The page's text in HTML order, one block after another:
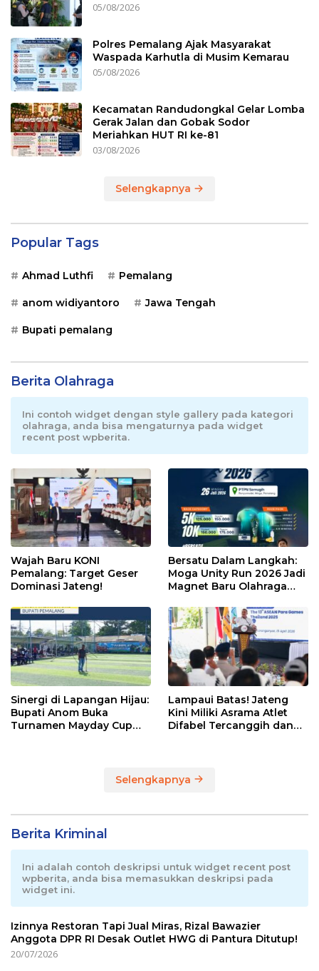
05/08/2026
Polres Pemalang Ajak Masyarakat
Waspada Karhutla di Musim Kemarau
05/08/2026
Kecamatan Randudongkal Gelar Lomba
Gerak Jalan dan Gobak Sodor
Meriahkan HUT RI ke-81
03/08/2026
Selengkapnya
Popular Tags
Ahmad Luthfi Pemalang
anom widiyantoro Jawa Tengah
Bupati pemalang
Berita Olahraga
Ini contoh widget dengan style gallery pada kategori
olahraga, anda bisa mengaturnya pada widget
recent post wpberita.
Wajah Baru KONI
Pemalang: Target Geser
Dominasi Jateng!
Bersatu Dalam Langkah:
Moga Unity Run 2026 Jadi
Magnet Baru Olahraga
Sinergi di Lapangan Hijau:
Bupati Anom Buka
Turnamen Mayday Cup
Lampaui Batas! Jateng
Kini Miliki Asrama Atlet
Difabel Tercanggih dan
Selengkapnya
Berita Kriminal
Ini adalah contoh deskripsi untuk widget recent post
wpberita, anda bisa memasukkan deskripsi pada
widget ini.
Izinnya Restoran Tapi Jual Miras, Rizal Bawazier
Anggota DPR RI Desak Outlet HWG di Pantura Ditutup!
20/07/2026